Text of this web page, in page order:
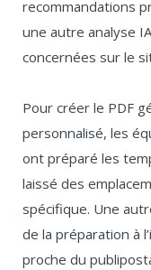
recommandations
une autre analyse
concernées sur le
Pour créer le PDF
personnalisé, les
ont préparé les
laissé des
spécifique. Une
de la préparation à
proche du